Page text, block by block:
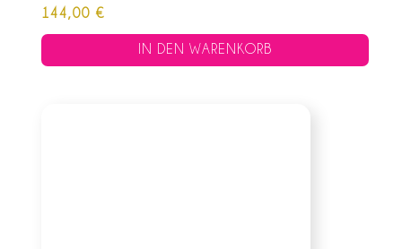
144,00€
IN DEN WARENKORB